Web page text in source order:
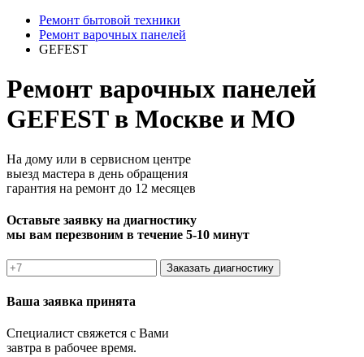
Ремонт бытовой техники
Ремонт варочных панелей
GEFEST
Ремонт варочных панелей
GEFEST в Москве и МО
На дому или в сервисном центре
выезд мастера в день обращения
гарантия на ремонт до 12 месяцев
Оставьте заявку на диагностику
мы вам перезвоним в течение 5-10 минут
Заказать диагностику
Ваша заявка принята
Специалист свяжется с Вами
завтра в рабочее время.